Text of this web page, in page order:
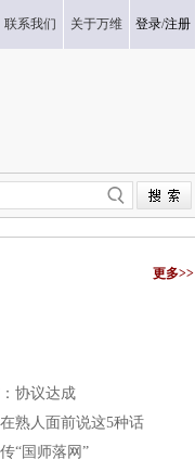
联系我们 关于万维 登录/注册
更多>>
协议达成
熟人面前说这5种话
“国师落网”